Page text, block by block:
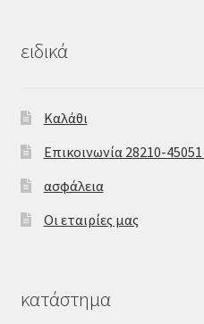
ειδικά
Καλάθι
Επικοινωνία 28210-
ασφάλεια
Οι εταιρίες μας
κατάστημα